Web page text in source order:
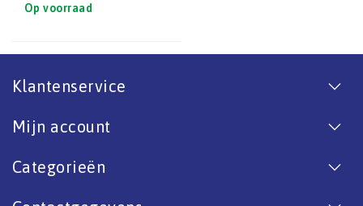
Op voorraad
Klantenservice
Mijn account
Categorieën